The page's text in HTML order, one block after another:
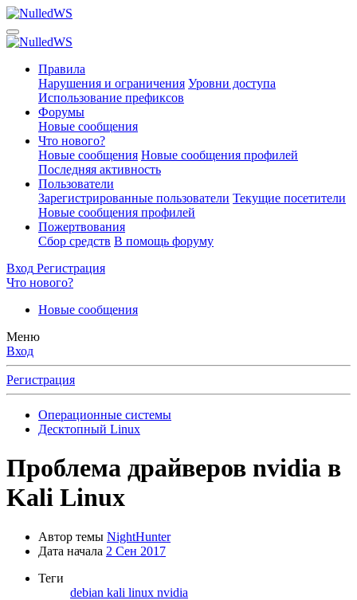
Правила
Нарушения и ограничения Уровни доступа
Использование префиксов
Форумы
Новые сообщения
Что нового?
Новые сообщения Новые сообщения профилей
Последняя активность
Пользователи
Зарегистрированные пользователи Текущие посетители
Новые сообщения профилей
Пожертвования
Сбор средств В помощь форуму
Вход Регистрация
Что нового?
Новые сообщения
Меню
Вход
Регистрация
Операционные системы
Десктопный Linux
Проблема драйверов nvidia в
Kali Linux
Автор темы NightHunter
Дата начала 2 Сен 2017
Теги
debian kali linux nvidia